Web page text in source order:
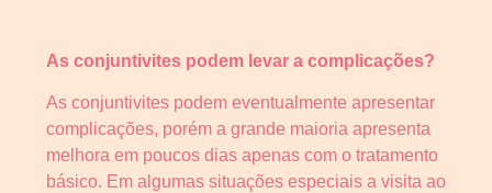
As conjuntivites podem levar a complicações?
As conjuntivites podem eventualmente apresentar
complicações, porém a grande maioria apresenta
melhora em poucos dias apenas com o tratamento
básico. Em algumas situações especiais a visita ao